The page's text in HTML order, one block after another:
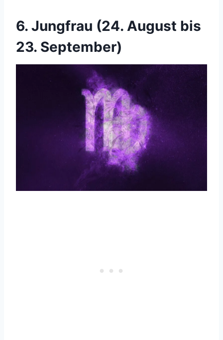
6. Jungfrau (24. August bis
23. September)